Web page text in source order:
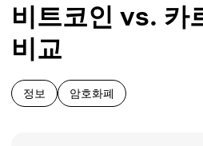
비트코인 vs. 카
비교
정보 암호화폐